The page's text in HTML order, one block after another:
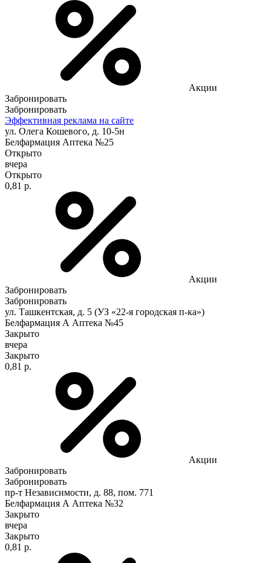
Акции
Забронировать
Забронировать
Эффективная реклама на сайте
ул. Олега Кошевого, д. 10-5н
Белфармация Аптека №25
Открыто
вчера
Открыто
0,81 р.
Акции
Забронировать
Забронировать
ул. Ташкентская, д. 5 (УЗ «22-я городская п-ка»)
Белфармация А Аптека №45
Закрыто
вчера
Закрыто
0,81 р.
Акции
Забронировать
Забронировать
пр-т Независимости, д. 88, пом. 771
Белфармация А Аптека №32
Закрыто
вчера
Закрыто
0,81 р.